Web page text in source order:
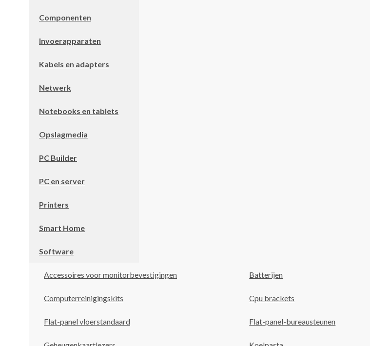
Componenten
Invoerapparaten
Kabels en adapters
Netwerk
Notebooks en tablets
Opslagmedia
PC Builder
PC en server
Printers
Smart Home
Software
Accessoires voor monitorbevestigingen Batterijen
Computerreinigingskits Cpu brackets
Flat-panel vloerstandaard Flat-panel-bureausteunen